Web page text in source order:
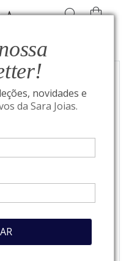
novidades e
da Sara Joias.